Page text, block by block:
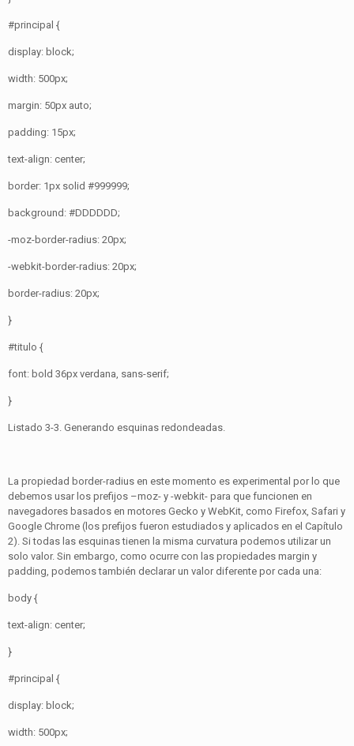
#principal {
display: block;
width: 500px;
margin: 50px auto;
padding: 15px;
text-align: center;
border: 1px solid #999999;
background: #DDDDDD;
-moz-border-radius: 20px;
-webkit-border-radius: 20px;
border-radius: 20px;
}
#titulo {
font: bold 36px verdana, sans-serif;
}
Listado 3-3. Generando esquinas redondeadas.
La propiedad border-radius en este momento es experimental por lo que
debemos usar los prefijos –moz- y -webkit- para que funcionen en
navegadores basados en motores Gecko y WebKit, como Firefox, Safari y
Google Chrome (los prefijos fueron estudiados y aplicados en el Capítulo
2). Si todas las esquinas tienen la misma curvatura podemos utilizar un
solo valor. Sin embargo, como ocurre con las propiedades margin y
padding, podemos también declarar un valor diferente por cada una:
body {
text-align: center;
}
#principal {
display: block;
width: 500px;